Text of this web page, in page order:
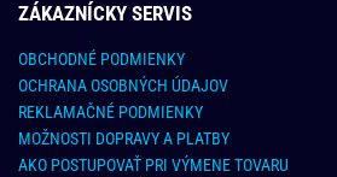
ZÁKAZNÍCKY SERVIS
OBCHODNÉ PODMIENKY
OCHRANA OSOBNÝCH ÚDAJOV
REKLAMAČNÉ PODMIENKY
MOŽNOSTI DOPRAVY A PLATBY
AKO POSTUPOVAŤ PRI VÝMENE TOVARU